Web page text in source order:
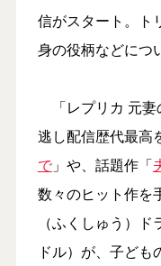
信がスタート。ト
身の役柄などにつ
「レプリカ 元妻
逃し配信歴代最高
で」や、話題作「
数々のヒット作を
（ふくしゅう）
ドル）が、子ども